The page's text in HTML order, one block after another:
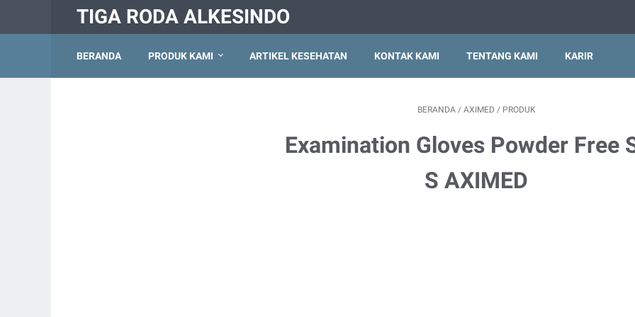
TIGA RODA ALKESINDO
BERANDA PRODUK KAMI ARTIKEL KESEHATAN KONTAK KAMI TENTANG KAMI KARIR
BERANDA / AXIMED / PRODUK
Examination Gloves Powder Free
S AXIMED